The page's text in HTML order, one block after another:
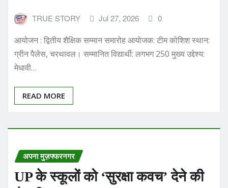
आयोजन : द्वितीय शैक्षिक सम्मान समारोह आयोजक: टीम कोशिश स्थान:
मेधावी…
READ MORE
अपना मुज़फ्फरनगर
UP के स्कूलों को ‘सुरक्षा कवच’ देने की
तैयारी